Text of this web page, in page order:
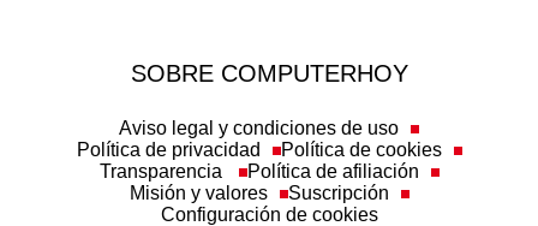
SOBRE COMPUTERHOY
Aviso legal y condiciones de uso
Política de privacidad
Política de cookies
Transparencia
Política de afiliación
Misión y valores
Suscripción
Configuración de cookies